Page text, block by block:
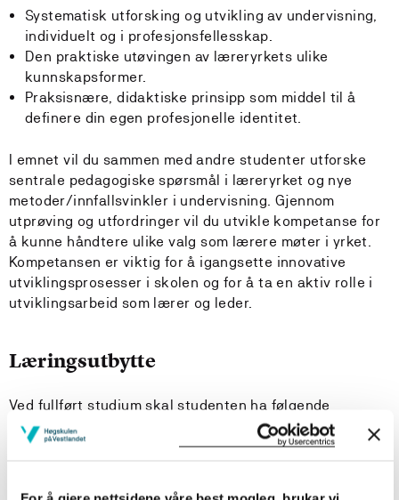
Systematisk utforsking og utvikling av undervisning,
individuelt og i profesjonsfellesskap.
Den praktiske utøvingen av læreryrkets ulike
kunnskapsformer.
Praksisnære, didaktiske prinsipp som middel til å
definere din egen profesjonelle identitet.
I emnet vil du sammen med andre studenter utforske
sentrale pedagogiske spørsmål i læreryrket og nye
metoder/innfallsvinkler i undervisning. Gjennom
utprøving og utfordringer vil du utvikle kompetanse for
å kunne håndtere ulike valg som lærere møter i yrket.
Kompetansen er viktig for å igangsette innovative
utviklingsprosesser i skolen og for å ta en aktiv rolle i
utviklingsarbeid som lærer og leder.
Læringsutbytte
Ved fullført studium skal studenten ha følgende
læringsutbytte: